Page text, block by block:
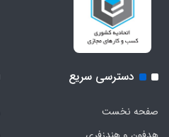
دسترسی سریع
صفحه نخست